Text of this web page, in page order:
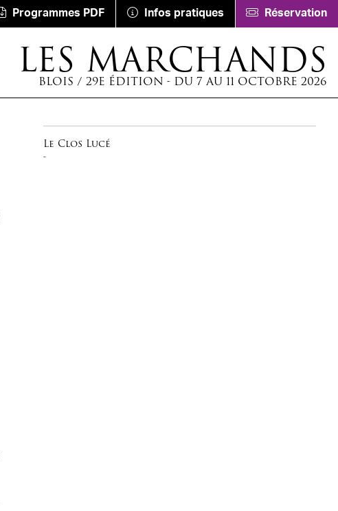
Programmes PDF Infos pratiques Réservation
LES MARCHANDS
BLOIS / 29E ÉDITION - DU 7 AU 11 OCTOBRE 2026
Le Clos Lucé
-